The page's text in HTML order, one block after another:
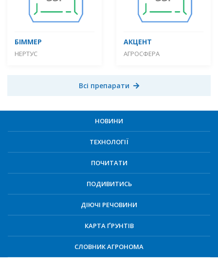
БІММЕР
НЕРТУС
АКЦЕНТ
АГРОСФЕРА
Всі препарати
НОВИНИ
ТЕХНОЛОГІЇ
ПОЧИТАТИ
ПОДИВИТИСЬ
ДІЮЧІ РЕЧОВИНИ
КАРТА ҐРУНТІВ
СЛОВНИК АГРОНОМА